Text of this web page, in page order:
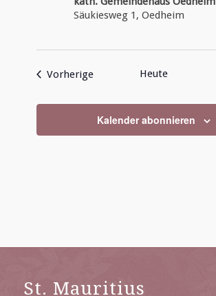
Säukiesweg 1, Oedheim
VorherigeVeranstaltungen
Heute
Kalender abonnieren
St. Mauritius